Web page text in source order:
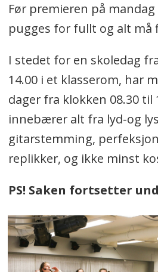
Før premieren på
pugges for fullt og alt må
I stedet for en skoledag
14.00 i et klasserom, har
dager fra klokken 08.30 til
innebærer alt fra lyd-og
gitarstemming,
replikker, og ikke minst
PS! Saken fortsetter